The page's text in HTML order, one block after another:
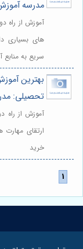
مدرسه آموزش
آموزش از راه
های بسیاری
سریع به
بهترین
تحصیلی:
آموزش از راه
ارتقای
خرید